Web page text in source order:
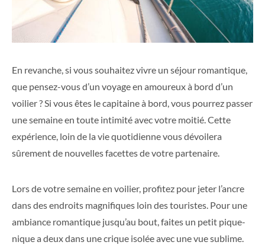
En revanche, si vous souhaitez vivre un séjour romantique,
que pensez-vous d’un voyage en amoureux à bord d’un
voilier ? Si vous êtes le capitaine à bord, vous pourrez passer
une semaine en toute intimité avec votre moitié. Cette
expérience, loin de la vie quotidienne vous dévoilera
sûrement de nouvelles facettes de votre partenaire.
Lors de votre semaine en voilier, profitez pour jeter l’ancre
dans des endroits magnifiques loin des touristes. Pour une
ambiance romantique jusqu’au bout, faites un petit pique-
nique a deux dans une crique isolée avec une vue sublime.